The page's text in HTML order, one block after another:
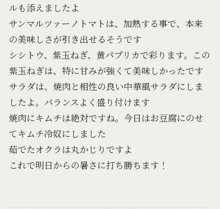
ルも添えましたよ
サンマルツァーノトマトは、加熱する事で、本来
の美味しさが引き出せるそうです
シシトウ、紫玉ねぎ、黄パプリカで彩ります。この
紫玉ねぎは、特に甘みが強くて美味しかったです
サラダは、焼肉と相性の良い中華風サラダにしま
したよ。バランスよく盛り付けます
焼肉にキムチは絶対ですね。今日はお豆腐にのせ
てキムチ冷奴にしました
茹でたオクラは丸かじりですよ
これで明日からの暑さに打ち勝ちます！